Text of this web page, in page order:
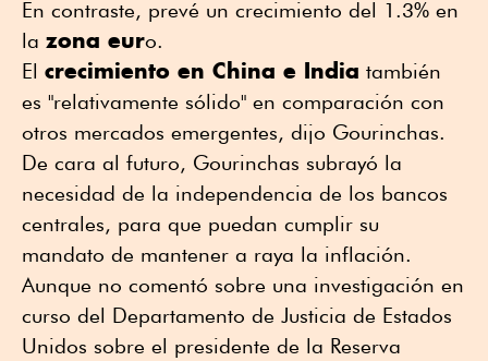
En contraste, prevé un crecimiento del 1.3% en
la zona euro.
El crecimiento en China e India también
es "relativamente sólido" en comparación con
otros mercados emergentes, dijo Gourinchas.
De cara al futuro, Gourinchas subrayó la
necesidad de la independencia de los bancos
centrales, para que puedan cumplir su
mandato de mantener a raya la inflación.
Aunque no comentó sobre una investigación en
curso del Departamento de Justicia de Estados
Unidos sobre el presidente de la Reserva